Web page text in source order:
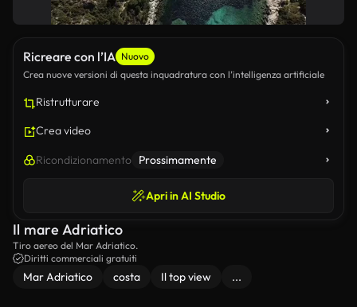
Ricreare con l’IA Nuovo
Crea nuove versioni di questa inquadratura con l’intelligenza artificiale
Ristrutturare
Crea video
Ricondizionamento Prossimamente
Apri in AI Studio
Il mare Adriatico
Tiro aereo del Mar Adriatico.
Diritti commerciali gratuiti
Mar Adriatico costa Il top view ...